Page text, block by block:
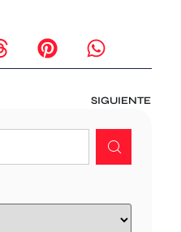
SIGUIENTE